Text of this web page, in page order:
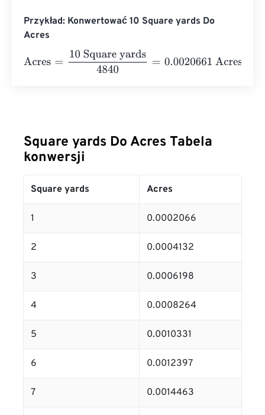
Przykład: Konwertować 10 Square yards Do
Acres
Acres
10 Square yards4840= 0.0020661 Acres
Square yards Do Acres Tabela
konwersji
Square yards Acres
1 0.0002066
2 0.0004132
3 0.0006198
4 0.0008264
5 0.0010331
6 0.0012397
7 0.0014463